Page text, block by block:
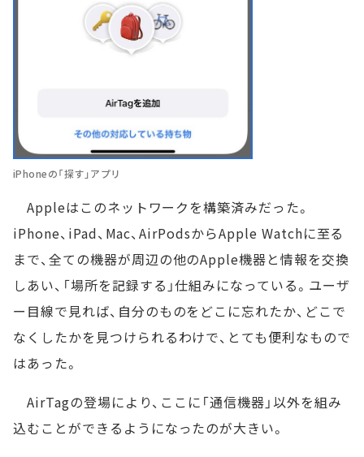
iPhoneの「探す」アプリ
Appleはこのネットワークを構築済みだった。
iPhone、iPad、Mac、AirPodsからApple Watchに至る
まで、全ての機器が周辺の他のApple機器と情報を交換
しあい、「場所を記録する」仕組みになっている。ユーザ
ー目線で見れば、自分のものをどこに忘れたか、どこで
なくしたかを見つけられるわけで、とても便利なもので
はあった。
AirTagの登場により、ここに「通信機器」以外を組み
込むことができるようになったのが大きい。